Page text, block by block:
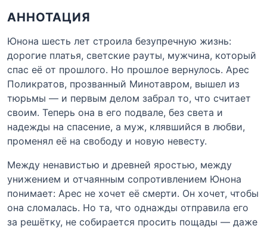
АННОТАЦИЯ
Юнона шесть лет строила безупречную жизнь:
дорогие платья, светские рауты, мужчина, который
спас её от прошлого. Но прошлое вернулось. Арес
Поликратов, прозванный Минотавром, вышел из
тюрьмы — и первым делом забрал то, что считает
своим. Теперь она в его подвале, без света и
надежды на спасение, а муж, клявшийся в любви,
променял её на свободу и новую невесту.
Между ненавистью и древней яростью, между
унижением и отчаянным сопротивлением Юнона
понимает: Арес не хочет её смерти. Он хочет, чтобы
она сломалась. Но та, что однажды отправила его
за решётку, не собирается просить пощады — даже